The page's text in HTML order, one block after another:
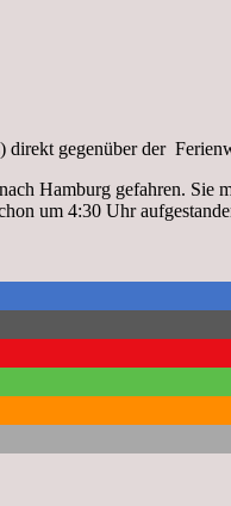
direkt gegenüber der
Hamburg gefahren.
um 4:30 Uhr